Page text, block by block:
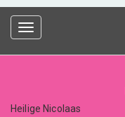
TOGGLE
Heilige Nicolaas